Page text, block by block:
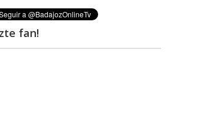
fan!